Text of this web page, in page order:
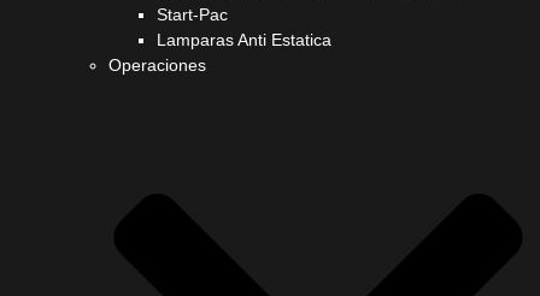
Start-Pac
Lamparas Anti Estatica
Operaciones